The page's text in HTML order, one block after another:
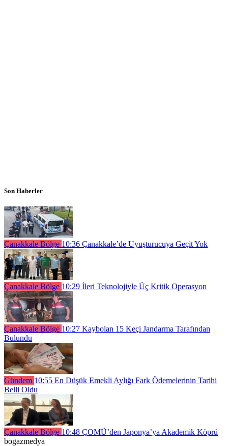
Son Haberler
Çanakkale Bölge 10:36 Çanakkale’de Uyuşturucuya Geçit Yok
Çanakkale Bölge 10:29 İleri Teknolojiyle Üç Kritik Operasyon
Çanakkale Bölge 10:27 Kaybolan 15 Keçi Jandarma Tarafından
Bulundu
Gündem 10:55 En Düşük Emekli Aylığı Fark Ödemelerinin Tarihi
Belli Oldu
Çanakkale Bölge 10:48 ÇOMÜ’den Japonya’ya Akademik Köprü
bogazmedya